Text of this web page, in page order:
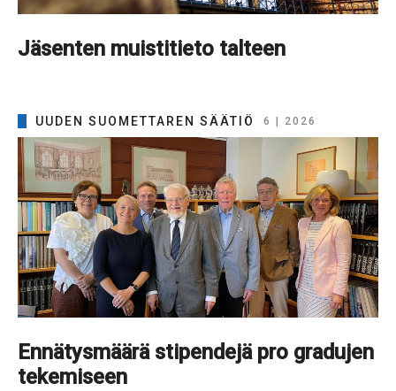
Jäsenten muistitieto talteen
UUDEN SUOMETTAREN SÄÄTIÖ 6 | 2026
Ennätysmäärä stipendejä pro gradujen
tekemiseen